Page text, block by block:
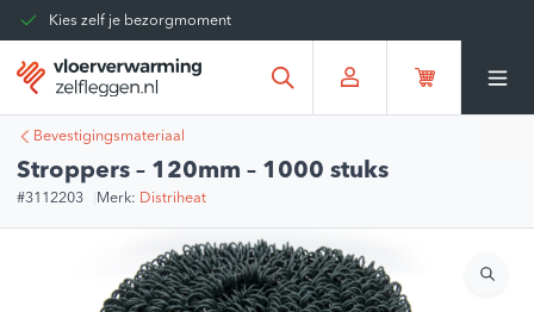
Kies zelf je bezorgmoment
Tot 30 dagen terug te sturen
Gratis verzending vanaf
€375,00*
Bevestigingsmateriaal
Stroppers – 120mm – 1000 stuks
#3112203 Merk: Distriheat